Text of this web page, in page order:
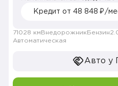
Кредит от 48 848 ₽/
71028 км Внедорожник Бензин
Автоматическая
Авто у